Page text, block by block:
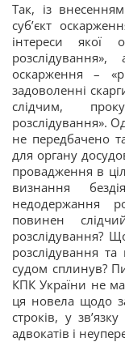
Так, із
суб’єкт
інтереси якої
оскарження –
задоволенні
слідчим,
розслідування».
не передбачено
для органу
провадження в
визнання
недодержання
повинен
розслідування?
розслідування
судом сплинув?
КПК України не
ця новела щодо
строків, у
адвокатів і